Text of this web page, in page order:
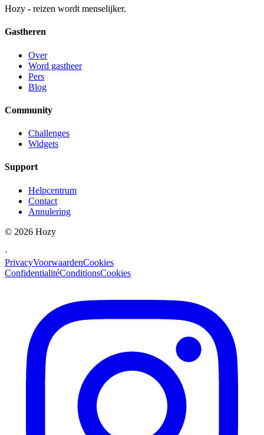
Hozy - reizen wordt menselijker.
Gastheren
Over
Word gastheer
Pers
Blog
Community
Challenges
Widgets
Support
Helpcentrum
Contact
Annulering
© 2026 Hozy
·
PrivacyVoorwaardenCookies
ConfidentialitéConditionsCookies